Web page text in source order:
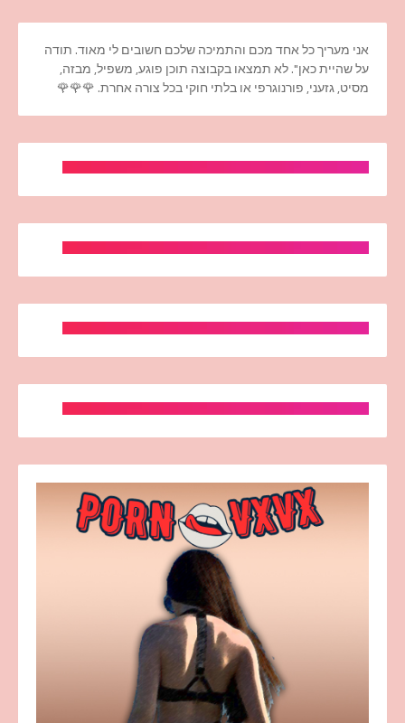
אני מעריך כל אחד מכם והתמיכה שלכם חשובים לי מאוד. תודה
על שהיית כאן". לא תמצאו בקבוצה תוכן פוגע, משפיל, מבזה,
מסיט, גזעני, פורנוגרפי או בלתי חוקי בכל צורה אחרת. 🌹🌹🌹